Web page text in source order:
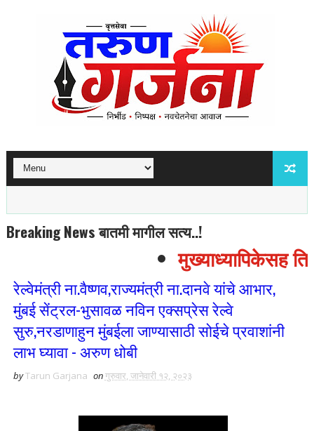
Breaking News बातमी मागील सत्य..!
मुख्याध्यापिकेसह
रेल्वेमंत्री ना.वैष्णव,राज्यमंत्री ना.दानवे यांचे आभार,
मुंबई सेंट्रल-भुसावळ नविन एक्सप्रेस रेल्वे
सुरु,नरडाणाहुन मुंबईला जाण्यासाठी सोईचे प्रवाशांनी
लाभ घ्यावा - अरुण धोबी
byTarun Garjana onगुरुवार, जानेवारी १२, २०२३